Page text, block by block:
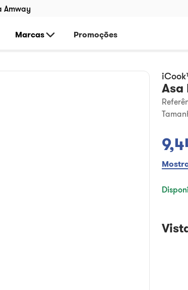
Amway
Marcas Promoções
Asa